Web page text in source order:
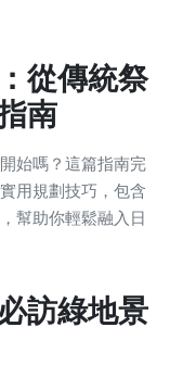
從傳統祭
南
始嗎？這篇指南完
用規劃技巧，包含
幫助你輕鬆融入日
訪綠地景